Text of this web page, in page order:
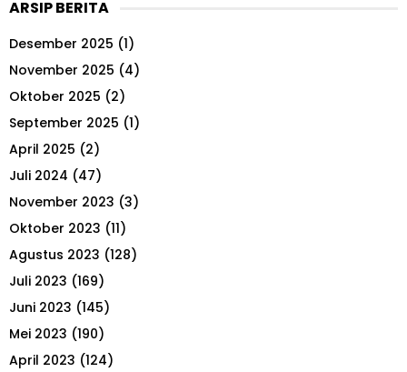
c
f
o
r
ARSIP BERITA
Desember 2025 (1)
November 2025 (4)
Oktober 2025 (2)
September 2025 (1)
April 2025 (2)
Juli 2024 (47)
November 2023 (3)
Oktober 2023 (11)
Agustus 2023 (128)
Juli 2023 (169)
Juni 2023 (145)
Mei 2023 (190)
April 2023 (124)